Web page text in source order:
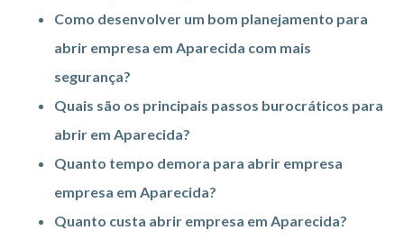
Como desenvolver um bom planejamento para
abrir empresa em Aparecida com mais
segurança?
Quais são os principais passos burocráticos para
abrir em Aparecida?
Quanto tempo demora para abrir empresa
empresa em Aparecida?
Quanto custa abrir empresa em Aparecida?